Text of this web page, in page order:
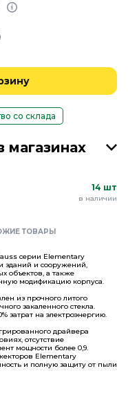
со склада
магазинах
14 шт
в наличии
ТОВАРЫ
серии Elementary
зданий и сооружений,
объектов, а также
модификацию корпуса.
из прочного литого
закаленного стекла.
затрат на электроэнергию.
драйвера
отсутствие
мощности более 0,9.
Elementary
и полную защиту от пыли